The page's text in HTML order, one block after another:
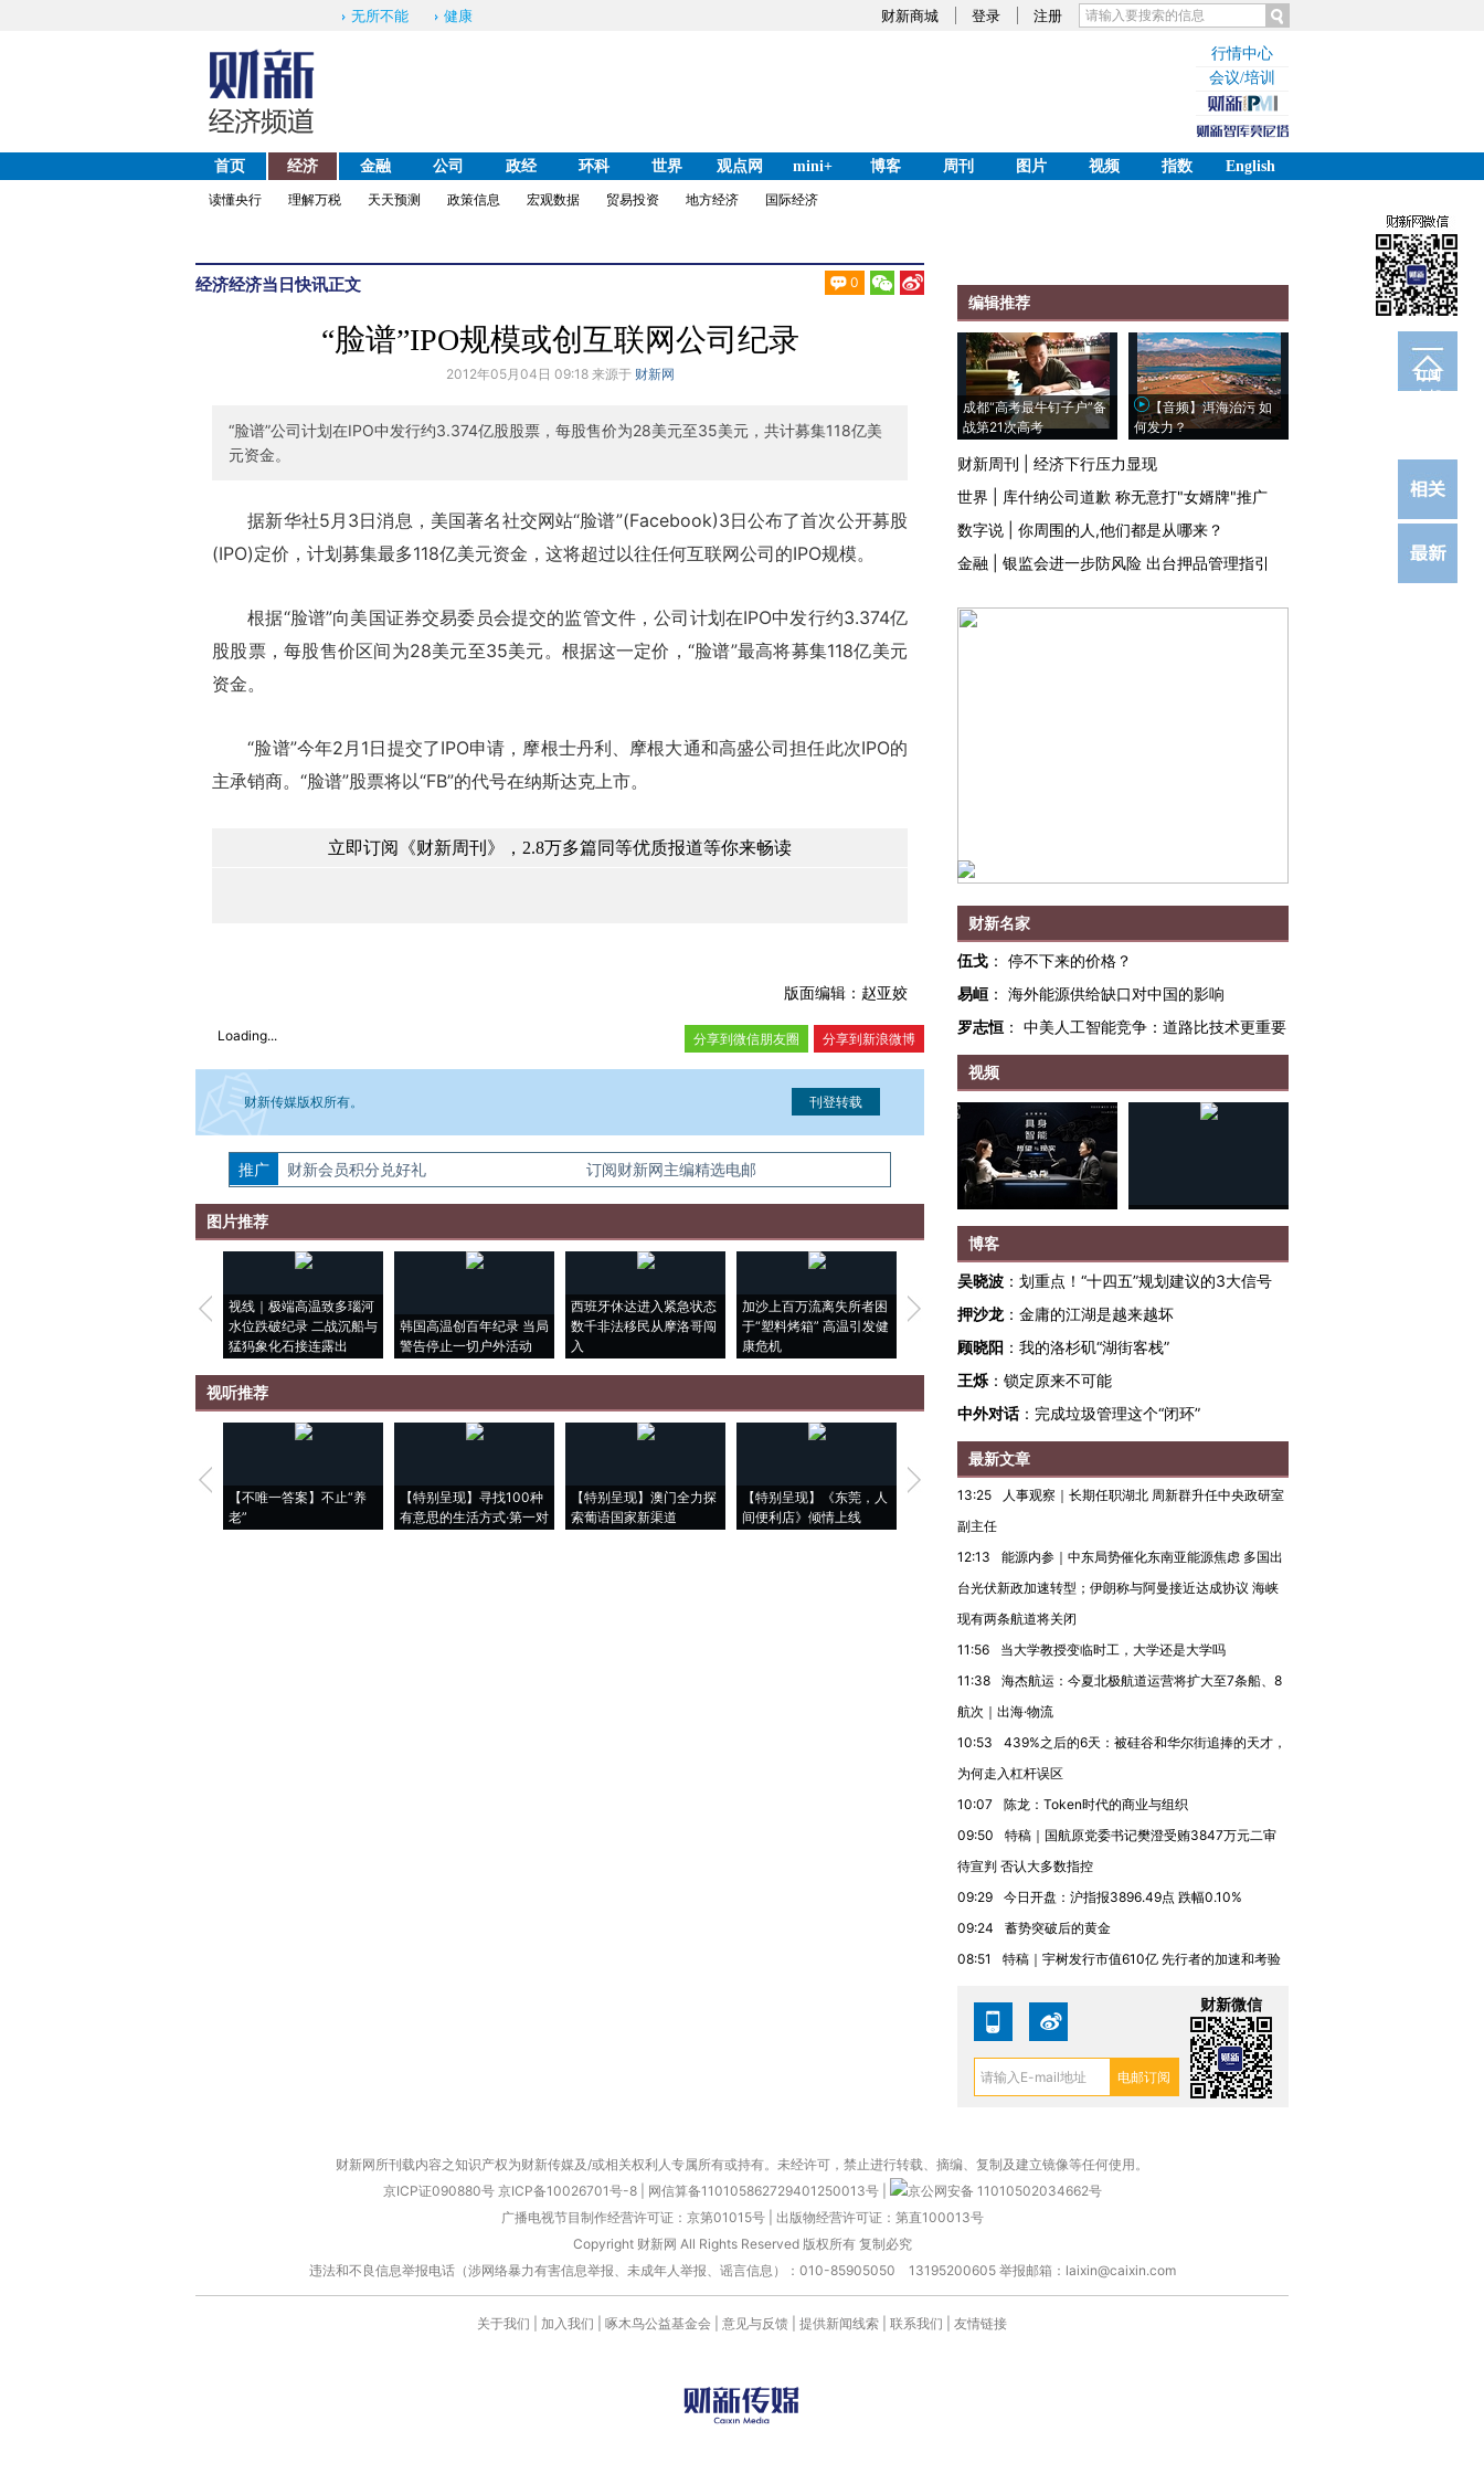
财新商城 登录 注册
无所不能 健康
行情中心
会议/培训
首页 经济 金融 公司 政经 环科 世界 观点网 mini+ 博客 周刊 图片 视频 指数
English
读懂央行
理解万税 天天预测 政策信息 宏观数据 贸易投资 地方经济 国际经济
经济经济当日快讯正文 0
订阅
电邮
“脸谱”IPO规模或创互联网公司纪录
2012年05月04日 09:18 来源于 财新网
“脸谱”公司计划在IPO中发行约3.374亿股股票，每股售价为28美元至35美元，共计募集118亿美
元资金。
据新华社5月3日消息，美国著名社交网站“脸谱”(Facebook)3日公布了首次公开募股
(IPO)定价，计划募集最多118亿美元资金，这将超过以往任何互联网公司的IPO规模。
根据“脸谱”向美国证券交易委员会提交的监管文件，公司计划在IPO中发行约3.374亿
股股票，每股售价区间为28美元至35美元。根据这一定价，“脸谱”最高将募集118亿美元
资金。
“脸谱”今年2月1日提交了IPO申请，摩根士丹利、摩根大通和高盛公司担任此次IPO的
主承销商。“脸谱”股票将以“FB”的代号在纳斯达克上市。
立即订阅《财新周刊》，2.8万多篇同等优质报道等你来畅读
版面编辑：赵亚姣
Loading... 分享到新浪微博
分享到微信朋友圈
财新传媒版权所有。
如需刊登转载请点击右侧按钮，提交相关信息。经确认即可刊登转载。
推广 财新会员积分兑好礼 订阅财新网主编精选电邮
图片推荐
视线｜极端高温致多瑙河
水位跌破纪录 二战沉船与
猛犸象化石接连露出
韩国高温创百年纪录 当局
警告停止一切户外活动
西班牙休达进入紧急状态
数千非法移民从摩洛哥闯
入
加沙上百万流离失所者困
于“塑料烤箱” 高温引发健
康危机
视线｜HYROX的吸金
术：是什么让中产们甘
心“花钱找虐”？
马航飞行员跨国走私7万
粒摇头丸 尿检体内含3种
毒品
视听推荐
【不唯一答案】不止“养
老”
【特别呈现】寻找100种
有意思的生活方式·第一对
【特别呈现】澳门全力探
索葡语国家新渠道
【特别呈现】《东莞，人
间便利店》倾情上线
【推广】走进第四届链博
会，让数智科技“链”接产
【特别呈现】寻找100种
【商旅对话】华住集团
CFO：不靠规模取胜，华
编辑推荐
成都“高考最牛钉子户”备
战第21次高考
【音频】洱海治污 如
何发力？
财新周刊
经济下行压力显现
世界
库什纳公司道歉 称无意打"女婿牌"推广
数字说
你周围的人,他们都是从哪来？
金融
银监会进一步防风险 出台押品管理指引
财新名家
伍戈 ： 停不下来的价格？
易峘 ： 海外能源供给缺口对中国的影响
罗志恒 ： 中美人工智能竞争：道路比技术更重要
视频
博客
吴晓波 ： 划重点！“十四五”规划建议的3大信号
押沙龙 ： 金庸的江湖是越来越坏
顾晓阳 ： 我的洛杉矶“湖街客栈”
王烁 ： 锁定原来不可能
中外对话： 完成垃圾管理这个“闭环”
最新文章
13:25
人事观察｜长期任职湖北 周新群升任中央政研室
副主任
12:13
能源内参｜中东局势催化东南亚能源焦虑 多国出
台光伏新政加速转型；伊朗称与阿曼接近达成协议 海峡
现有两条航道将关闭
11:56
当大学教授变临时工，大学还是大学吗
11:38
海杰航运：今夏北极航道运营将扩大至7条船、8
航次｜出海·物流
10:53
439%之后的6天：被硅谷和华尔街追捧的天才，
为何走入杠杆误区
10:07
陈龙：Token时代的商业与组织
09:50
特稿｜国航原党委书记樊澄受贿3847万元二审
待宣判 否认大多数指控
09:29
今日开盘：沪指报3896.49点 跌幅0.10%
09:24
蓄势突破后的黄金
08:51
特稿｜宇树发行市值610亿 先行者的加速和考验
财新微信
财新网所刊载内容之知识产权为财新传媒及/或相关权利人专属所有或持有。未经许可，禁止进行转载、摘编、复制及建立镜像等任何使用。
京ICP证090880号 京ICP备10026701号-8 网信算备110105862729401250013号
京公网安备 11010502034662号
广播电视节目制作经营许可证：京第01015号| 出版物经营许可证：第直100013号
Copyright 财新网 All Rights Reserved 版权所有 复制必究
违法和不良信息举报电话（涉网络暴力有害信息举报、未成年人举报、谣言信息）：010-85905050 13195200605 举报邮箱：laixin@caixin.com
关于我们 加入我们 啄木鸟公益基金会 意见与反馈 提供新闻线索 联系我们 友情链接